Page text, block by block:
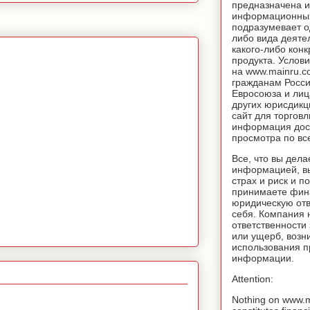
предназначена
подразумевает
либо вида
какого-либо
продукта.
на
гражданам
Евросоюза и
других
сайт для
информация
просмотра по
Все, что вы
информацией,
страх и риск и
принимаете
юридическую
себя. Компания
или ущерб,
использования
информации.
Attention:
Nothing on